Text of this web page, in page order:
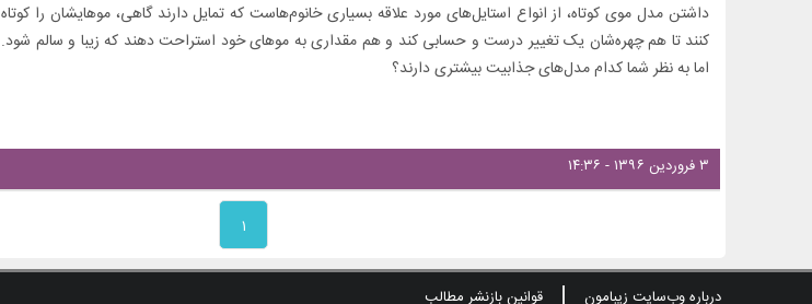
داشتن مدل موی کوتاه، از انواع استایل‌های مورد علاقه‌ بسیاری خانوم‌هاست که تمایل دارند گاهی، موهایشان را کوتاه
کنند تا هم چهره‌شان یک تغییر درست و حسابی کند و هم مقداری به موهای خود استراحت دهند که زیبا و سالم شود.
اما به نظر شما کدام مدل‌های جذابیت بیشتری دارند؟
۳ فروردین ۱۳۹۶ - ۱۴:۳۶
۱
درباره وب‌سایت زیبامون قوانین بازنشر مطالب